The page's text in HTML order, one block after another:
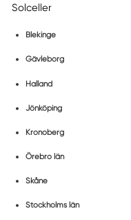
Solceller
Blekinge
Gävleborg
Halland
Jönköping
Kronoberg
Örebro län
Skåne
Stockholms län